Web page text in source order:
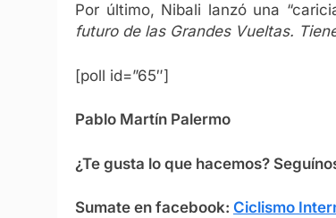
Por último, Nibali lanzó una
futuro de las Grandes Vueltas.
[poll id=”65″]
Pablo Martín Palermo
¿Te gusta lo que hacemos?
Sumate en facebook: Ciclismo